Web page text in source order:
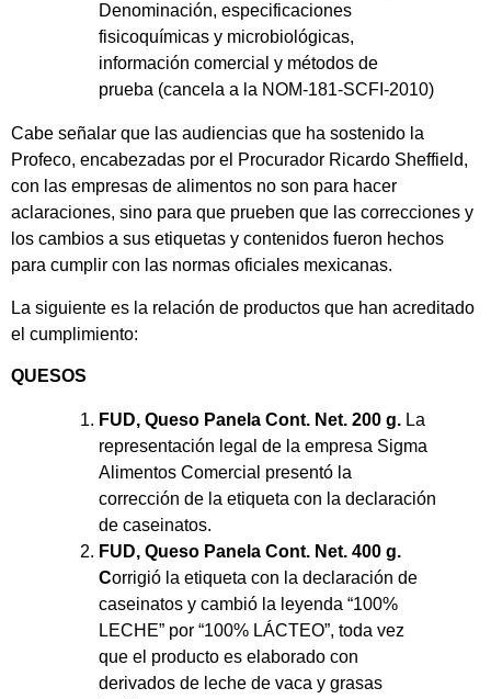
Denominación, especificaciones
fisicoquímicas y microbiológicas,
información comercial y métodos de
prueba (cancela a la NOM-181-SCFI-2010)
Cabe señalar que las audiencias que ha sostenido la
Profeco, encabezadas por el Procurador Ricardo Sheffield,
con las empresas de alimentos no son para hacer
aclaraciones, sino para que prueben que las correcciones y
los cambios a sus etiquetas y contenidos fueron hechos
para cumplir con las normas oficiales mexicanas.
La siguiente es la relación de productos que han acreditado
el cumplimiento:
QUESOS
FUD, Queso Panela Cont. Net. 200 g. La
representación legal de la empresa Sigma
Alimentos Comercial presentó la
corrección de la etiqueta con la declaración
de caseinatos.
FUD, Queso Panela Cont. Net. 400 g.
Corrigió la etiqueta con la declaración de
caseinatos y cambió la leyenda “100%
LECHE” por “100% LÁCTEO”, toda vez
que el producto es elaborado con
derivados de leche de vaca y grasas